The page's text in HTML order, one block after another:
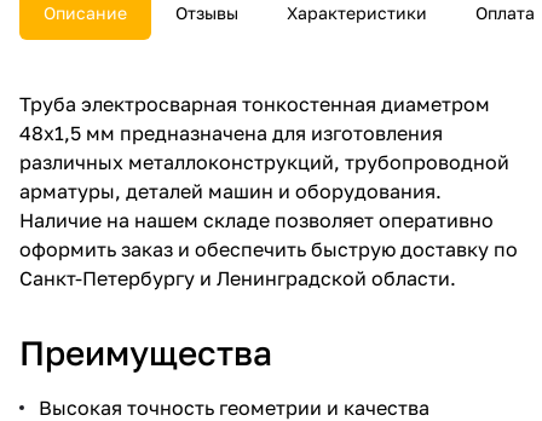
Описание Отзывы Характеристики Оплата
Труба электросварная тонкостенная диаметром
48x1,5 мм предназначена для изготовления
различных металлоконструкций, трубопроводной
арматуры, деталей машин и оборудования.
Наличие на нашем складе позволяет оперативно
оформить заказ и обеспечить быструю доставку по
Санкт-Петербургу и Ленинградской области.
Преимущества
Высокая точность геометрии и качества